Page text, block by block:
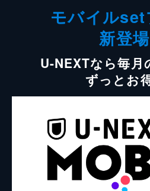
モバイル
新登場
U-NEXTなら毎月
ずっとお